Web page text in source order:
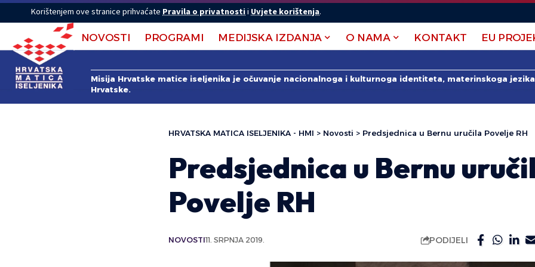
Korištenjem ove stranice prihvaćate Pravila o privatnostii Uvjete korištenja.
NOVOSTI PROGRAMI MEDIJSKA IZDANJA O NAMA KONTAKT EU
Misija Hrvatske matice iseljenika je očuvanje nacionalnoga i kulturnoga identiteta, materinskoga
Hrvatske.
HRVATSKA MATICA ISELJENIKA - HMI > Novosti > Predsjednica u Bernu uručila Povelje RH
Predsjednica u Bernu
Povelje RH
NOVOSTI11. SRPNJA 2019. PODIJELI